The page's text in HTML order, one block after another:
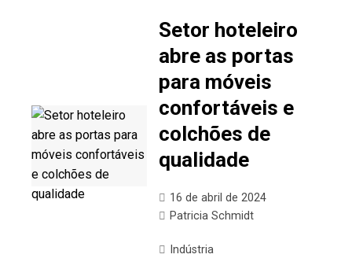
Setor hoteleiro
abre as portas
para móveis
confortáveis e
colchões de
qualidade
16 de abril de 2024
Patricia Schmidt
Indústria